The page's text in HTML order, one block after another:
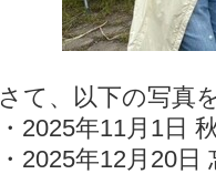
さて、以下の写真
・2025年11月1日
・2025年12月20